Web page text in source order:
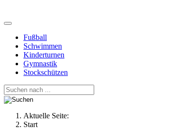
Fußball
Schwimmen
Kinderturnen
Gymnastik
Stockschützen
Aktuelle Seite:
Start